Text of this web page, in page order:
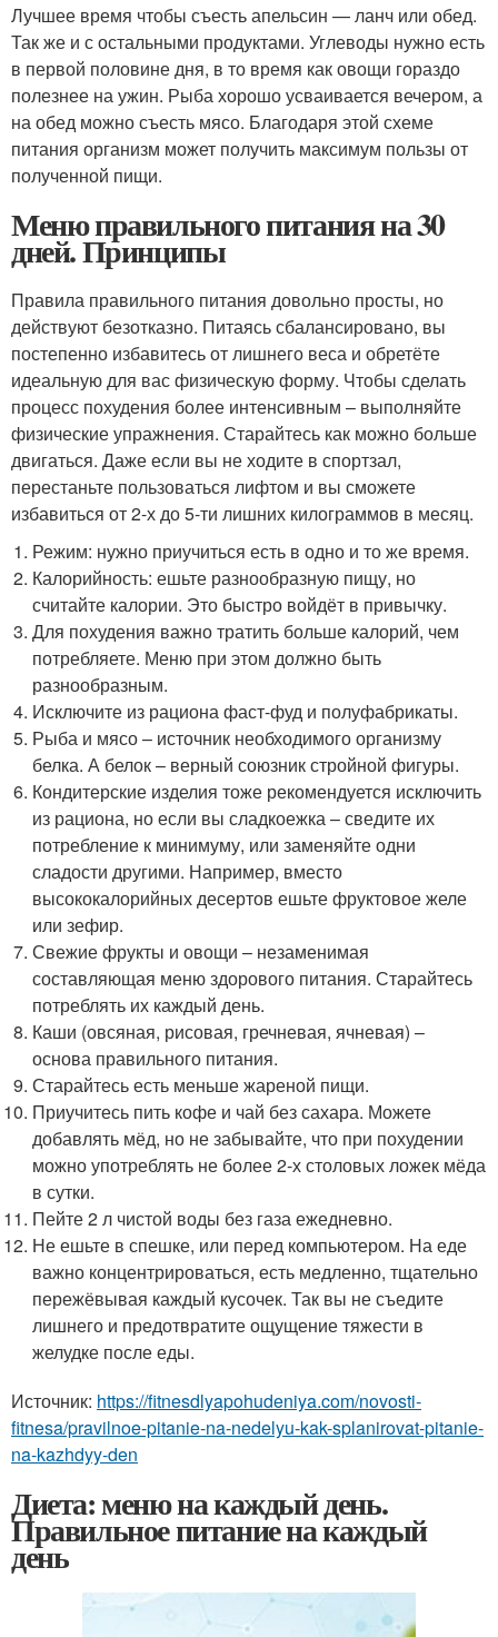
Лучшее время чтобы съесть апельсин — ланч или обед.
Так же и с остальными продуктами. Углеводы нужно есть
в первой половине дня, в то время как овощи гораздо
полезнее на ужин. Рыба хорошо усваивается вечером, а
на обед можно съесть мясо. Благодаря этой схеме
питания организм может получить максимум пользы от
полученной пищи.
Меню правильного питания на 30
дней. Принципы
Правила правильного питания довольно просты, но
действуют безотказно. Питаясь сбалансировано, вы
постепенно избавитесь от лишнего веса и обретёте
идеальную для вас физическую форму. Чтобы сделать
процесс похудения более интенсивным – выполняйте
физические упражнения. Старайтесь как можно больше
двигаться. Даже если вы не ходите в спортзал,
перестаньте пользоваться лифтом и вы сможете
избавиться от 2-х до 5-ти лишних килограммов в месяц.
Режим: нужно приучиться есть в одно и то же время.
Калорийность: ешьте разнообразную пищу, но
считайте калории. Это быстро войдёт в привычку.
Для похудения важно тратить больше калорий, чем
потребляете. Меню при этом должно быть
разнообразным.
Исключите из рациона фаст-фуд и полуфабрикаты.
Рыба и мясо – источник необходимого организму
белка. А белок – верный союзник стройной фигуры.
Кондитерские изделия тоже рекомендуется исключить
из рациона, но если вы сладкоежка – сведите их
потребление к минимуму, или заменяйте одни
сладости другими. Например, вместо
высококалорийных десертов ешьте фруктовое желе
или зефир.
Свежие фрукты и овощи – незаменимая
составляющая меню здорового питания. Старайтесь
потреблять их каждый день.
Каши (овсяная, рисовая, гречневая, ячневая) –
основа правильного питания.
Старайтесь есть меньше жареной пищи.
Приучитесь пить кофе и чай без сахара. Можете
добавлять мёд, но не забывайте, что при похудении
можно употреблять не более 2-х столовых ложек мёда
в сутки.
Пейте 2 л чистой воды без газа ежедневно.
Не ешьте в спешке, или перед компьютером. На еде
важно концентрироваться, есть медленно, тщательно
пережёвывая каждый кусочек. Так вы не съедите
лишнего и предотвратите ощущение тяжести в
желудке после еды.
Источник: https://fitnesdlyapohudeniya.com/novosti-
fitnesa/pravilnoe-pitanie-na-nedelyu-kak-splanirovat-pitanie-
na-kazhdyy-den
Диета: меню на каждый день.
Правильное питание на каждый
день